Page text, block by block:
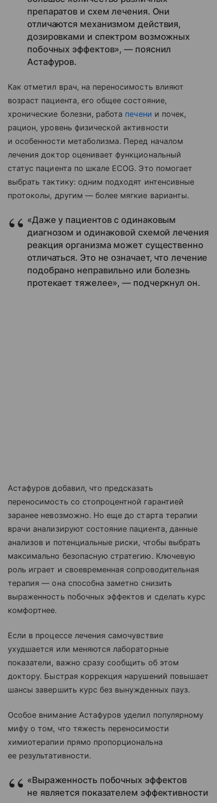
препаратов и схем лечения. Они
отличаются механизмом действия,
дозировками и спектром возможных
побочных эффектов», — пояснил
Астафуров.
Как отметил врач, на переносимость влияют
возраст пациента, его общее состояние,
хронические болезни, работа печени и почек,
рацион, уровень физической активности
и особенности метаболизма. Перед началом
лечения доктор оценивает функциональный
статус пациента по шкале ECOG. Это помогает
выбрать тактику: одним подходят интенсивные
протоколы, другим — более мягкие варианты.
«Даже у пациентов с одинаковым
диагнозом и одинаковой схемой лечения
реакция организма может существенно
отличаться. Это не означает, что лечение
подобрано неправильно или болезнь
протекает тяжелее», — подчеркнул он.
Астафуров добавил, что предсказать
переносимость со стопроцентной гарантией
заранее невозможно. Но еще до старта терапии
врачи анализируют состояние пациента, данные
анализов и потенциальные риски, чтобы выбрать
максимально безопасную стратегию. Ключевую
роль играет и своевременная сопроводительная
терапия — она способна заметно снизить
выраженность побочных эффектов и сделать курс
комфортнее.
Если в процессе лечения самочувствие
ухудшается или меняются лабораторные
показатели, важно сразу сообщить об этом
доктору. Быстрая коррекция нарушений повышает
шансы завершить курс без вынужденных пауз.
Особое внимание Астафуров уделил популярному
мифу о том, что тяжесть переносимости
химиотерапии прямо пропорциональна
ее результативности.
«Выраженность побочных эффектов
не является показателем эффективности